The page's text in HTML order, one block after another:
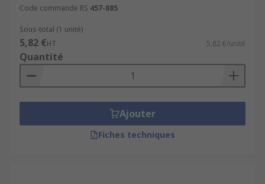
Code commande RS 457-885
Sous-total (1 unité)
5,82 €HT 5,82 €/unité
Quantité
Ajouter
Fiches techniques